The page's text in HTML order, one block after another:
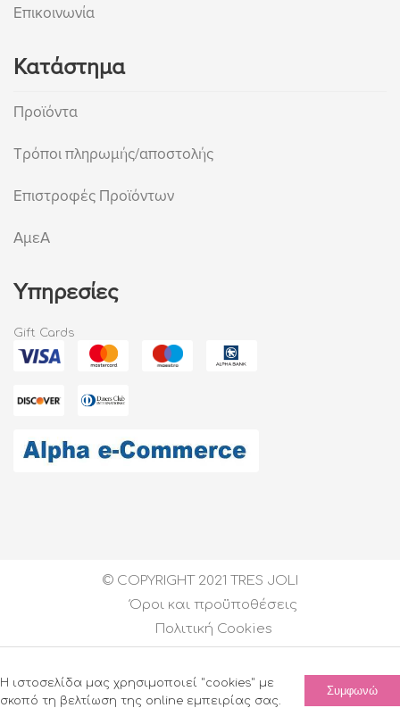
Επικοινωνία
Κατάστημα
Προϊόντα
Τρόποι πληρωμής/αποστολής
Επιστροφές Προϊόντων
ΑμεΑ
Υπηρεσίες
Gift Cards
© COPYRIGHT 2021 TRES JOLI
Όροι και προϋποθέσεις
Πολιτική Cookies
Συμφωνώ
Η ιστοσελίδα μας χρησιμοποιεί "cookies" με
σκοπό τη βελτίωση της online εμπειρίας σας.